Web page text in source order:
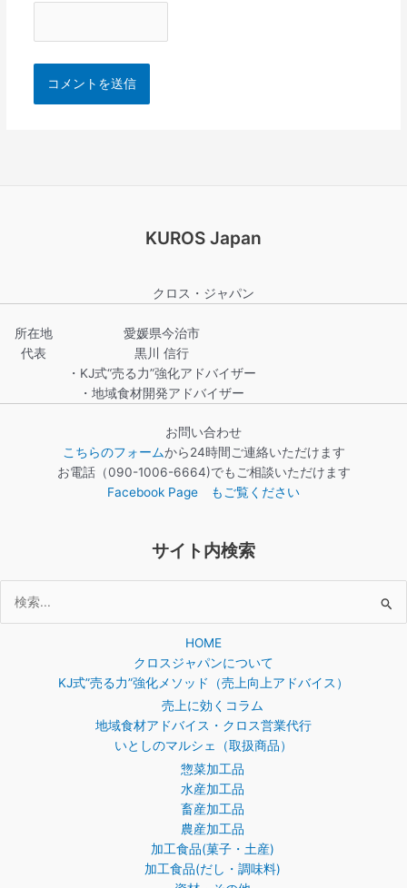
KUROS Japan
クロス・ジャパン
所在地
代表
愛媛県今治市
黒川 信行
・KJ式“売る力”強化アドバイザー
・地域食材開発アドバイザー
お問い合わせ
こちらのフォームから24時間ご連絡いただけます
お電話（090-1006-6664)でもご相談いただけます
Facebook Page もご覧ください
サイト内検索
索
HOME
クロスジャパンについて
KJ式”売る力”強化メソッド（売上向上アドバイス）
売上に効くコラム
地域食材アドバイス・クロス営業代行
いとしのマルシェ（取扱商品）
惣菜加工品
水産加工品
畜産加工品
農産加工品
加工食品(菓子・土産)
加工食品(だし・調味料)